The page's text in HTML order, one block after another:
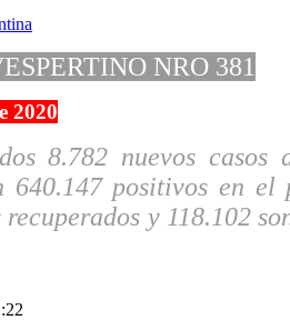
NRO 381
2020
8.782 nuevos casos
640.147 positivos en
y 118.102